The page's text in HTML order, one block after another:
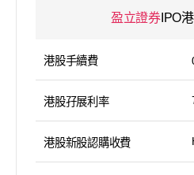
盈立證券IPO
港股手續費
港股孖展利率
港股新股認購收費